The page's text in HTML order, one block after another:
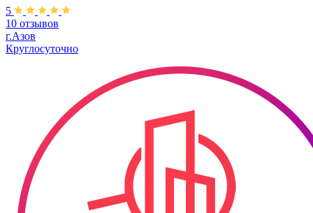
5
10 отзывов
г.Азов
Круглосуточно